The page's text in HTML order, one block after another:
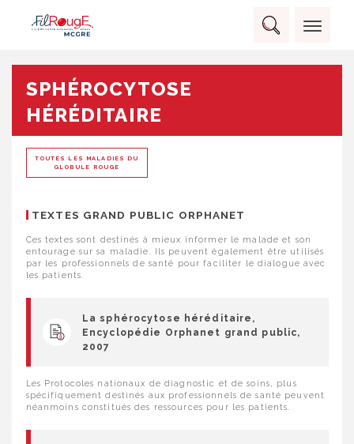
content
Rechercher :
RECHERCHER
SPHÉROCYTOSE
HÉRÉDITAIRE
TOUTES LES MALADIES DU
GLOBULE ROUGE
TEXTES GRAND PUBLIC ORPHANET
Ces textes sont destinés à mieux informer le malade et son
entourage sur sa maladie. Ils peuvent également être utilisés
par les professionnels de santé pour faciliter le dialogue avec
les patients.
La sphérocytose héréditaire,
Encyclopédie Orphanet grand public,
2007
Les Protocoles nationaux de diagnostic et de soins, plus
spécifiquement destinés aux professionnels de santé peuvent
néanmoins constitués des ressources pour les patients.